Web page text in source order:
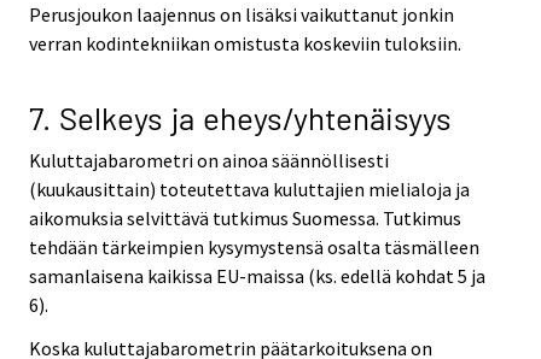
Perusjoukon laajennus on lisäksi vaikuttanut jonkin
verran kodintekniikan omistusta koskeviin tuloksiin.
7. Selkeys ja eheys/yhtenäisyys
Kuluttajabarometri on ainoa säännöllisesti
(kuukausittain) toteutettava kuluttajien mielialoja ja
aikomuksia selvittävä tutkimus Suomessa. Tutkimus
tehdään tärkeimpien kysymystensä osalta täsmälleen
samanlaisena kaikissa EU-maissa (ks. edellä kohdat 5 ja
6).
Koska kuluttajabarometrin päätarkoituksena on